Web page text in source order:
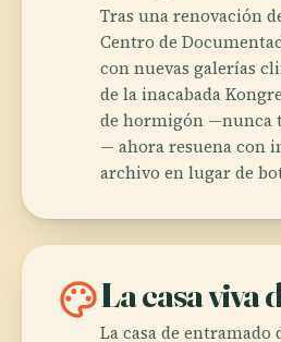
Tras una renovación
Centro de
con nuevas galerías
de la inacabada
de hormigón —nunca
— ahora resuena con
archivo en lugar de
paletteLa casa viva
La casa de entramado